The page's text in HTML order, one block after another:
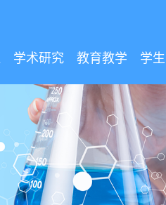
学术研究 教育教学 学